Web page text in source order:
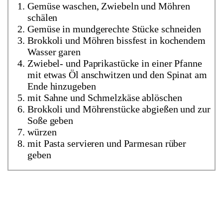
Gemüse waschen, Zwiebeln und Möhren
schälen
Gemüse in mundgerechte Stücke schneiden
Brokkoli und Möhren bissfest in kochendem
Wasser garen
Zwiebel- und Paprikastücke in einer Pfanne
mit etwas Öl anschwitzen und den Spinat am
Ende hinzugeben
mit Sahne und Schmelzkäse ablöschen
Brokkoli und Möhrenstücke abgießen und zur
Soße geben
würzen
mit Pasta servieren und Parmesan rüber
geben